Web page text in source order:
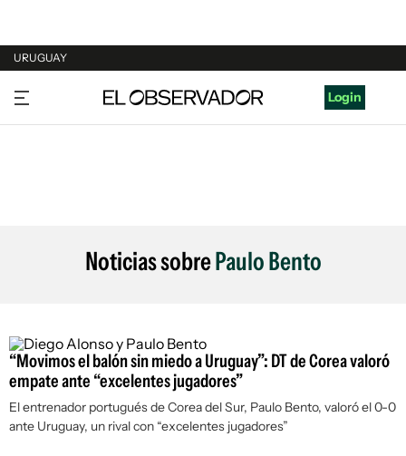
URUGUAY
URUGUAY
ARGENTINA
Login
Noticias sobrePaulo Bento
“Movimos el balón sin miedo a Uruguay”: DT de Corea valoró
empate ante “excelentes jugadores”
El entrenador portugués de Corea del Sur, Paulo Bento, valoró el 0-0
ante Uruguay, un rival con “excelentes jugadores”